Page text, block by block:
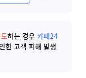
하는 경우 카페24
한 고객 피해 발생